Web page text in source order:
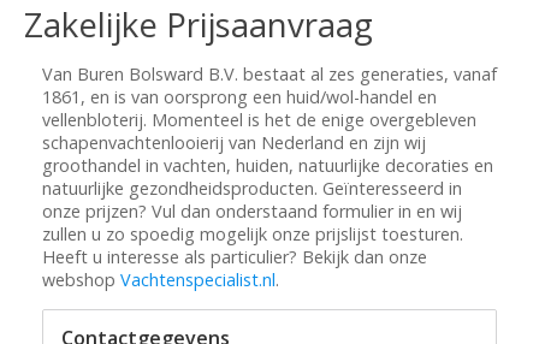
Zakelijke Prijsaanvraag
Van Buren Bolsward B.V. bestaat al zes generaties, vanaf
1861, en is van oorsprong een huid/wol-handel en
vellenbloterij. Momenteel is het de enige overgebleven
schapenvachtenlooierij van Nederland en zijn wij
groothandel in vachten, huiden, natuurlijke decoraties en
natuurlijke gezondheidsproducten. Geïnteresseerd in
onze prijzen? Vul dan onderstaand formulier in en wij
zullen u zo spoedig mogelijk onze prijslijst toesturen.
Heeft u interesse als particulier? Bekijk dan onze
webshop Vachtenspecialist.nl.
Contactgegevens